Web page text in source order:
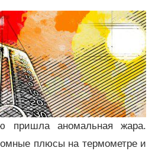
пришла аномальная жара.
плюсы на термометре и